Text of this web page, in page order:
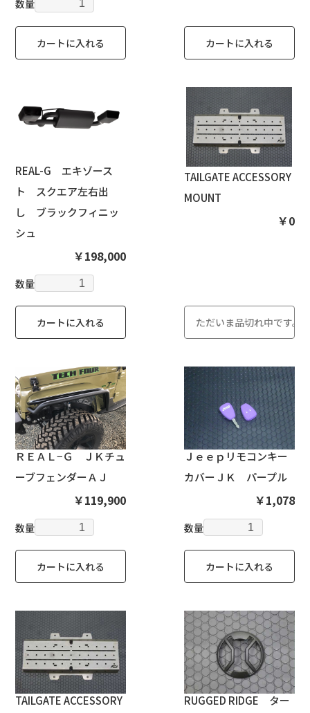
数量
カートに入れる カートに入れる
REAL-G エキゾース
ト スクエア左右出
し ブラックフィニッ
シュ
￥198,000
数量
カートに入れる
TAILGATE ACCESSORY
MOUNT
￥0
ただいま品切れ中です。
ＲＥＡＬ−Ｇ ＪＫチュ
ーブフェンダーＡＪ
￥119,900
数量
カートに入れる
Ｊｅｅｐリモコンキー
カバーＪＫ パープル
￥1,078
数量
カートに入れる
TAILGATE ACCESSORY
RUGGED RIDGE ター